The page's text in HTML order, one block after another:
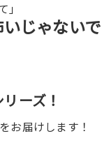
」
いじゃないで
ーズ！
をお届けします！